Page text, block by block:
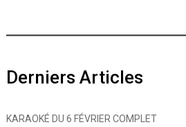
Derniers Articles
KARAOKÉ DU 6 FÉVRIER COMPLET